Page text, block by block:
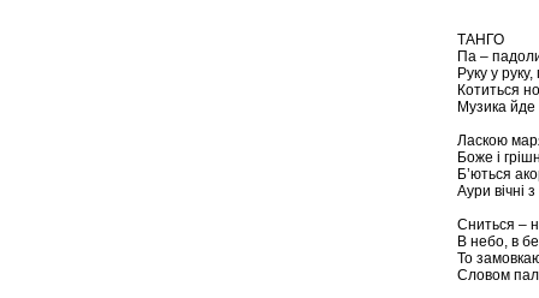
ТАНГО
Па –
Руку у
Котиться
Музика йде
Ласкою
Боже і
Б’ються
Аури вічні
Сниться –
В небо, в
То
Словом